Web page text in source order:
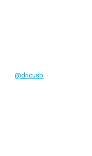
@dricusb